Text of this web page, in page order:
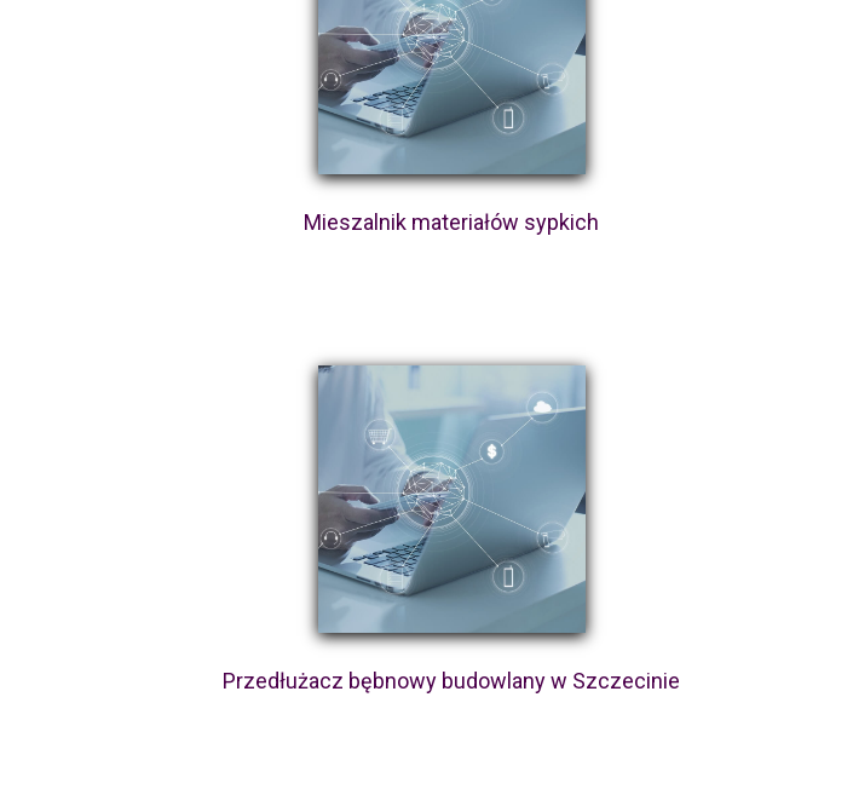
Mieszalnik materiałów sypkich
Przedłużacz bębnowy budowlany w Szczecinie